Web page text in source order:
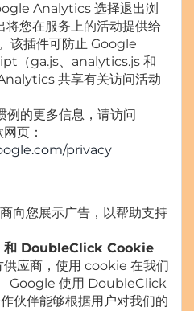
Analytics 选择退出浏
将您在服务上的活动提供给
该插件可防止 Google
（ga.js、analytics.js 和
共享有关访问活动
的更多信息，请访问
页：
privacy
向您展示广告，以帮助支持
和 DoubleClick Cookie
应商，使用 cookie 在我们
Google 使用 DoubleClick
伙伴能够根据用户对我们的